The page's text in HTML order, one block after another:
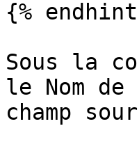
{%
Sous la
le Nom de
champ